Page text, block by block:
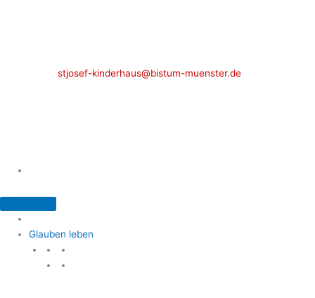
stjosef-kinderhaus@bistum-muenster.de
Glauben leben